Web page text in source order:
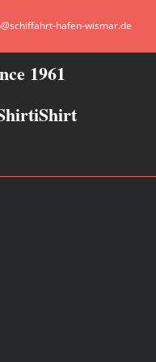
hafen-wismar.de
1961